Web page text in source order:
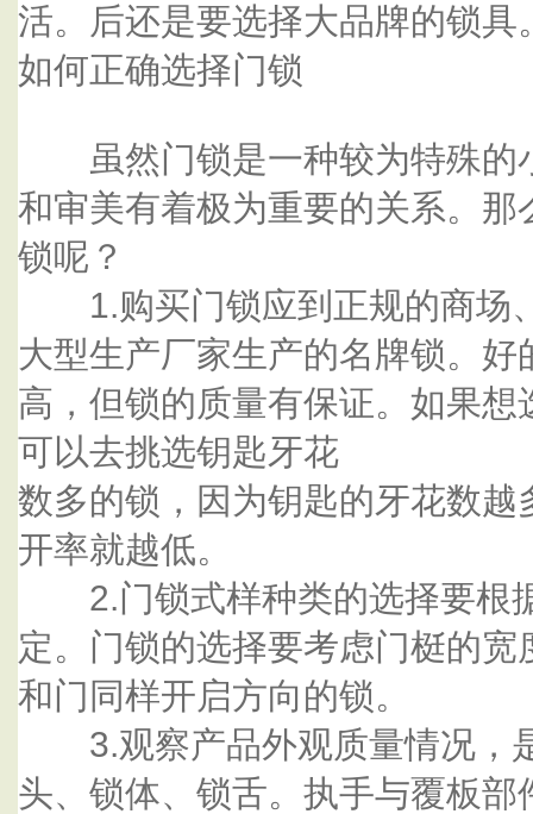
活。后还是要选择大品牌的锁具
如何正确选择门锁
虽然门锁是一种较为特殊的
和审美有着极为重要的关系。
锁呢？
1.购买门锁应到正规的商场
大型生产厂家生产的名牌锁。
高，但锁的质量有保证。如果
可以去挑选钥匙牙花
数多的锁，因为钥匙的牙花数
开率就越低。
2.门锁式样种类的选择要根
定。门锁的选择要考虑门梃的
和门同样开启方向的锁。
3.观察产品外观质量情况，
头、锁体、锁舌。执手与覆板